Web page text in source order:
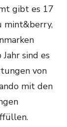
gibt es 17
mint&berry,
sind es
von
mit den